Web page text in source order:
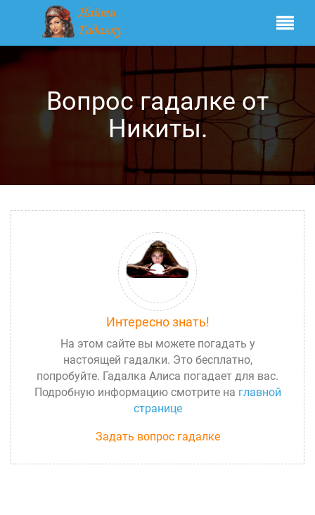
Вопрос гадалке от
Никиты.
Интересно знать!
На этом сайте вы можете погадать у
настоящей гадалки. Это бесплатно,
попробуйте. Гадалка Алиса погадает для вас.
Подробную информацию смотрите на главной
странице
Задать вопрос гадалке